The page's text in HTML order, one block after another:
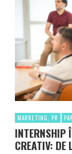
MARKETING, PR
INTERNSHIP
CREATIV: DE